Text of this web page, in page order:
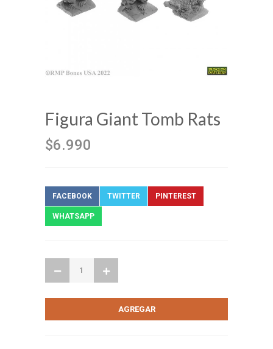
Figura Giant Tomb Rats
$6.990
FACEBOOK TWITTER PINTEREST
WHATSAPP